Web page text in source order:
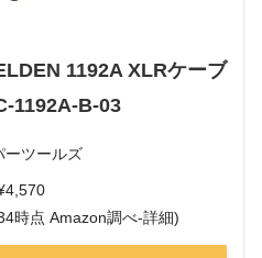
1192A XLRケーブ
1192A-B-03
ーツールズ
時点 Amazon調べ-詳細)